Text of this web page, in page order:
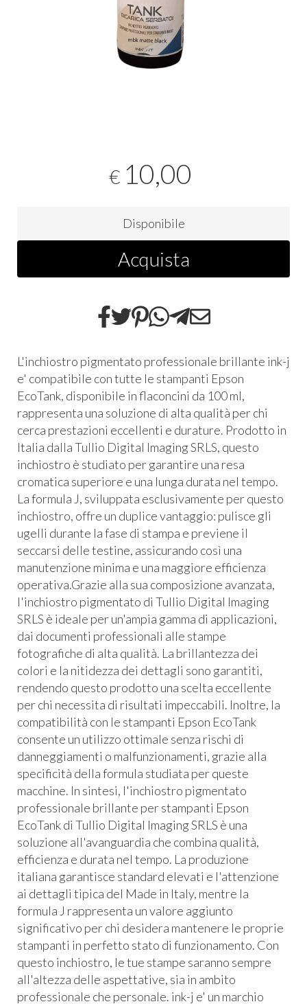
€ 10,00
Disponibile
Acquista
L'inchiostro pigmentato professionale brillante ink-j
e' compatibile con tutte le stampanti Epson
EcoTank, disponibile in flaconcini da 100 ml,
rappresenta una soluzione di alta qualità per chi
cerca prestazioni eccellenti e durature. Prodotto in
Italia dalla Tullio Digital Imaging SRLS, questo
inchiostro è studiato per garantire una resa
cromatica superiore e una lunga durata nel tempo.
La formula J, sviluppata esclusivamente per questo
inchiostro, offre un duplice vantaggio: pulisce gli
ugelli durante la fase di stampa e previene il
seccarsi delle testine, assicurando così una
manutenzione minima e una maggiore efficienza
operativa.Grazie alla sua composizione avanzata,
l'inchiostro pigmentato di Tullio Digital Imaging
SRLS è ideale per un'ampia gamma di applicazioni,
dai documenti professionali alle stampe
fotografiche di alta qualità. La brillantezza dei
colori e la nitidezza dei dettagli sono garantiti,
rendendo questo prodotto una scelta eccellente
per chi necessita di risultati impeccabili. Inoltre, la
compatibilità con le stampanti Epson EcoTank
consente un utilizzo ottimale senza rischi di
danneggiamenti o malfunzionamenti, grazie alla
specificità della formula studiata per queste
macchine. In sintesi, l'inchiostro pigmentato
professionale brillante per stampanti Epson
EcoTank di Tullio Digital Imaging SRLS è una
soluzione all'avanguardia che combina qualità,
efficienza e durata nel tempo. La produzione
italiana garantisce standard elevati e l'attenzione
ai dettagli tipica del Made in Italy, mentre la
formula J rappresenta un valore aggiunto
significativo per chi desidera mantenere le proprie
stampanti in perfetto stato di funzionamento. Con
questo inchiostro, le tue stampe saranno sempre
all'altezza delle aspettative, sia in ambito
professionale che personale. ink-j e' un marchio